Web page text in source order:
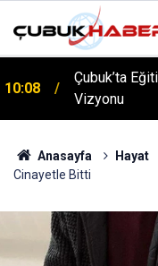
Çubuk’ta
Vizyonu
12:06
ÇUBUK’TA
Gönüllerince
Anasayfa Hayat
Cinayetle Bitti